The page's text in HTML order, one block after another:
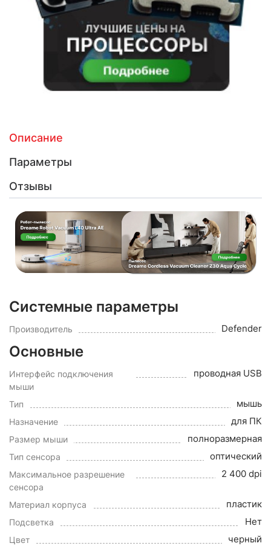
Описание
Параметры
Отзывы
Системные параметры
Производитель Defender
Основные
Интерфейс подключения
мыши
проводная USB
Тип мышь
Назначение для ПК
Размер мыши полноразмерная
Тип сенсора оптический
Максимальное разрешение
сенсора
2 400 dpi
Материал корпуса пластик
Подсветка Нет
Цвет черный